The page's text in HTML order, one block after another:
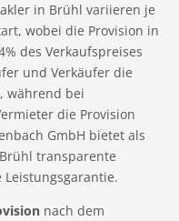
in Brühl variieren je
wobei die Provision in
des Verkaufspreises
und Verkäufer die
während bei
die Provision
GmbH bietet als
transparente
nach dem